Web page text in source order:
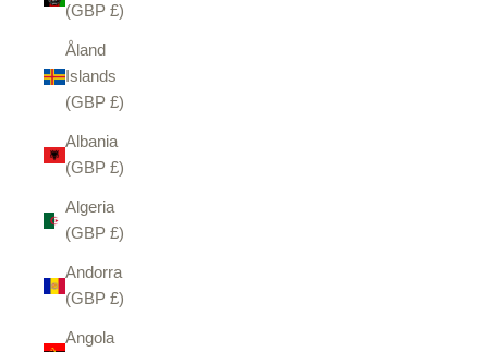
(GBP £)
Åland
Islands
(GBP £)
Albania
(GBP £)
Algeria
(GBP £)
Andorra
(GBP £)
Angola